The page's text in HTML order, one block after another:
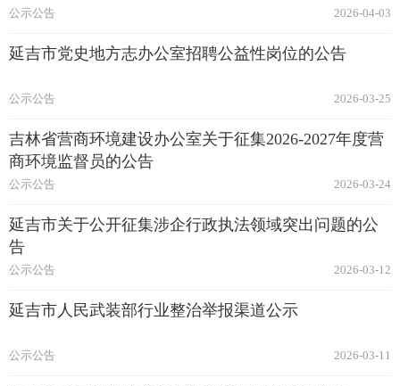
2026-04-03
公示公告
延吉市党史地方志办公室招聘公益性岗位的公告
2026-03-25
公示公告
吉林省营商环境建设办公室关于征集2026-2027年度营
商环境监督员的公告
2026-03-24
公示公告
延吉市关于公开征集涉企行政执法领域突出问题的公
告
2026-03-12
公示公告
延吉市人民武装部行业整治举报渠道公示
2026-03-11
公示公告